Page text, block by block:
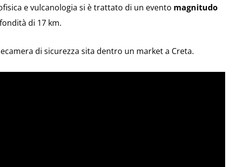
e vulcanologia si è trattato di un evento magnitudo
di 17 km.
di sicurezza sita dentro un market a Creta.